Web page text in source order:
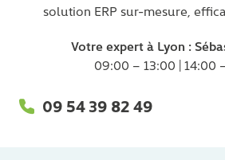
solution ERP sur-mesure,
Votre expert à Lyon :
09:00 – 13:00 | 14:00
09 54 39 82 49